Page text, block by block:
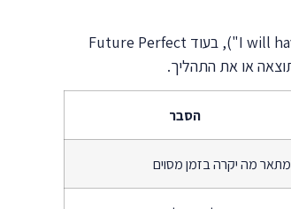
ההבדל בין Future Perfect Continuous ל-Future Perfect הוא עדין אך משמעותי. Future Perfect מתמקד בהשלמת הפעולה ("I will have finished"), בעוד Future Perfect
הסבר
מתאר מה יקרה בזמן מסוים